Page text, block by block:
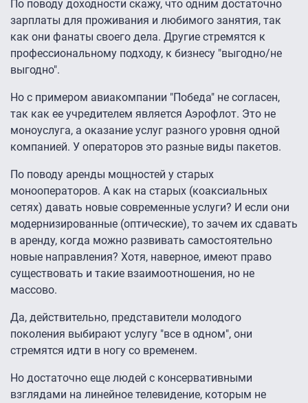
По поводу доходности скажу, что одним достаточно
зарплаты для проживания и любимого занятия, так
как они фанаты своего дела. Другие стремятся к
профессиональному подходу, к бизнесу "выгодно/не
выгодно".
Но с примером авиакомпании "Победа" не согласен,
так как ее учредителем является Аэрофлот. Это не
моноуслуга, а оказание услуг разного уровня одной
компанией. У операторов это разные виды пакетов.
По поводу аренды мощностей у старых
монооператоров. А как на старых (коаксиальных
сетях) давать новые современные услуги? И если они
модернизированные (оптические), то зачем их сдавать
в аренду, когда можно развивать самостоятельно
новые направления? Хотя, наверное, имеют право
существовать и такие взаимоотношения, но не
массово.
Да, действительно, представители молодого
поколения выбирают услугу "все в одном", они
стремятся идти в ногу со временем.
Но достаточно еще людей с консервативными
взглядами на линейное телевидение, которым не